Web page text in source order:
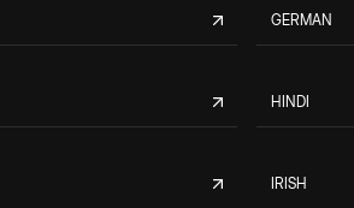
GERMAN
HINDI
IRISH